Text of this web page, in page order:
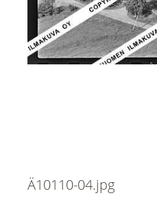
Ä10110-04.jpg